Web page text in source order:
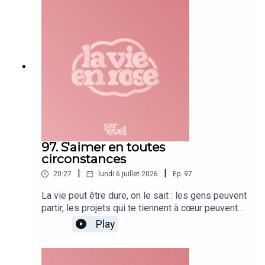
97. S'aimer en toutes
circonstances
20:27 lundi 6 juillet 2026 Ep. 97
La vie peut être dure, on le sait : les gens peuvent
partir, les projets qui te tiennent à cœur peuvent
échouer...Mais il y a une personne qui sera avec
toi du premier au dernier jour de ta vie : toi.Dans
cet épisode, on parle de cette relation-là. De la
Play